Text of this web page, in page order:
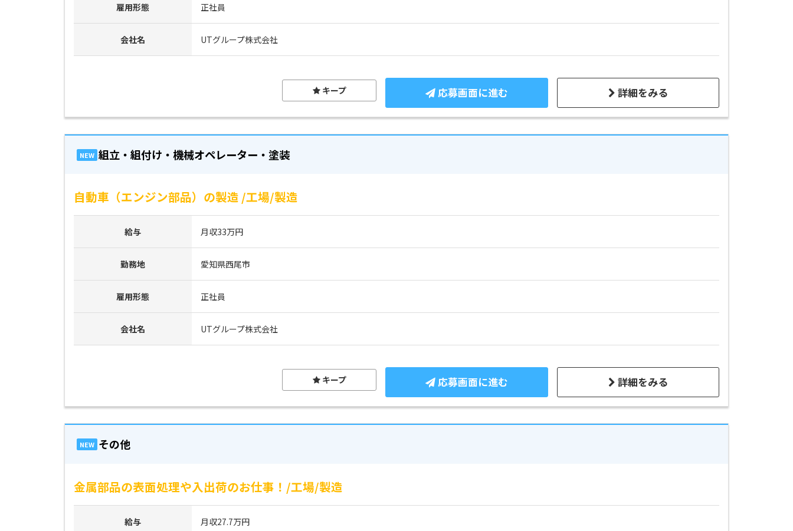
雇用形態 正社員
会社名 UTグループ株式会社
詳細をみる
応募画面に進む
キープ
NEW 組立・組付け・機械オペレーター・塗装
自動車（エンジン部品）の製造 /工場/製造
給与 月収33万円
勤務地 愛知県西尾市
雇用形態 正社員
会社名 UTグループ株式会社
詳細をみる
応募画面に進む
キープ
NEW その他
金属部品の表面処理や入出荷のお仕事！/工場/製造
給与 月収27.7万円